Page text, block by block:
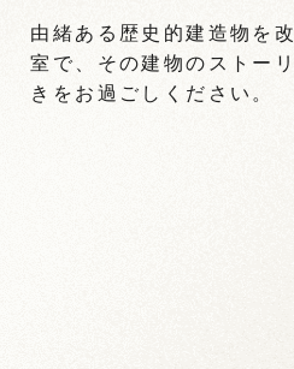
由緒ある歴史的建造物を
室で、その建物のストー
きをお過ごしください。